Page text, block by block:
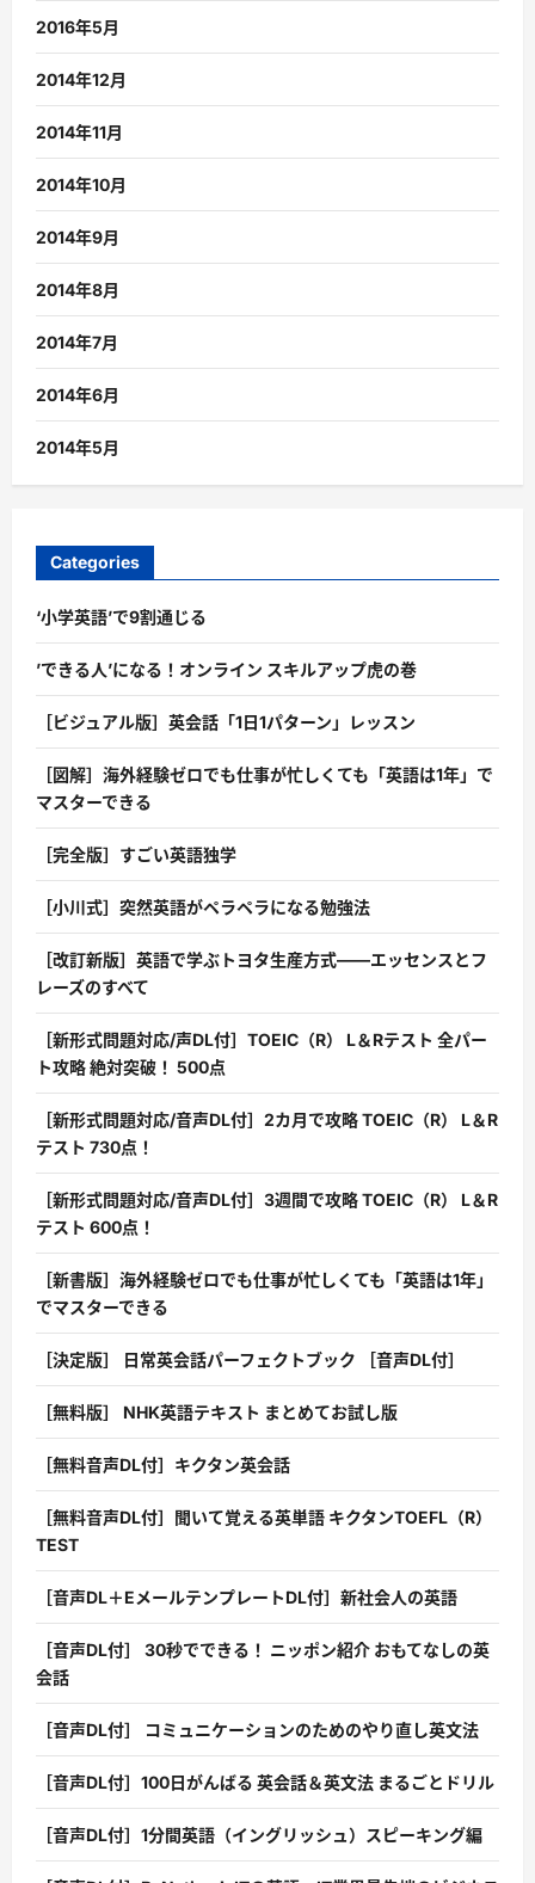
2016年5月
2014年12月
2014年11月
2014年10月
2014年9月
2014年8月
2014年7月
2014年6月
2014年5月
Categories
‘小学英語’で9割通じる
’できる人’になる！オンライン スキルアップ虎の巻
［ビジュアル版］英会話「1日1パターン」レッスン
［図解］海外経験ゼロでも仕事が忙しくても「英語は1年」で
マスターできる
［完全版］すごい英語独学
［小川式］突然英語がペラペラになる勉強法
［改訂新版］英語で学ぶトヨタ生産方式――エッセンスとフ
レーズのすべて
［新形式問題対応/声DL付］TOEIC（R） L＆Rテスト 全パー
ト攻略 絶対突破！ 500点
［新形式問題対応/音声DL付］2カ月で攻略 TOEIC（R） L＆R
テスト 730点！
［新形式問題対応/音声DL付］3週間で攻略 TOEIC（R） L＆R
テスト 600点！
［新書版］海外経験ゼロでも仕事が忙しくても「英語は1年」
でマスターできる
［決定版］ 日常英会話パーフェクトブック ［音声DL付］
［無料版］ NHK英語テキスト まとめてお試し版
［無料音声DL付］キクタン英会話
［無料音声DL付］聞いて覚える英単語 キクタンTOEFL（R）
TEST
［音声DL＋EメールテンプレートDL付］新社会人の英語
［音声DL付］ 30秒でできる！ ニッポン紹介 おもてなしの英
会話
［音声DL付］ コミュニケーションのためのやり直し英文法
［音声DL付］100日がんばる 英会話＆英文法 まるごとドリル
［音声DL付］1分間英語（イングリッシュ）スピーキング編